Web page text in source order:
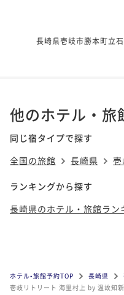
長崎県壱岐市勝本町立
他のホテル・旅
同じ宿タイプで探す
全国の旅館
長崎県
ランキングから探す
長崎県のホテル・旅館ラン
ホテル•旅館予約TOP 長崎県
壱岐リトリート 海里村上 by 温故知新